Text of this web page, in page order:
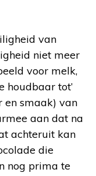
van
niet meer
voor melk,
houdbaar tot’
en smaak) van
aan dat na
achteruit kan
die
nog prima te